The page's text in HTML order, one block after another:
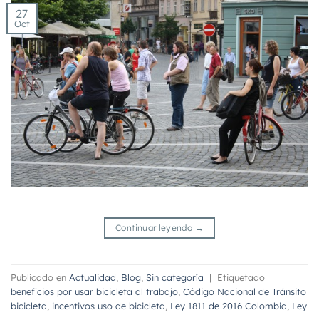
27
Oct
Continuar leyendo →
Publicado en Actualidad Blog Sin categoría |
Etiquetado
beneficios por usar bicicleta al trabajo Código Nacional de Tránsito
bicicleta incentivos uso de bicicleta Ley 1811 de 2016 Colombia Ley